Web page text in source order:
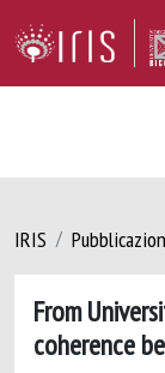
IRIS
From
coherence